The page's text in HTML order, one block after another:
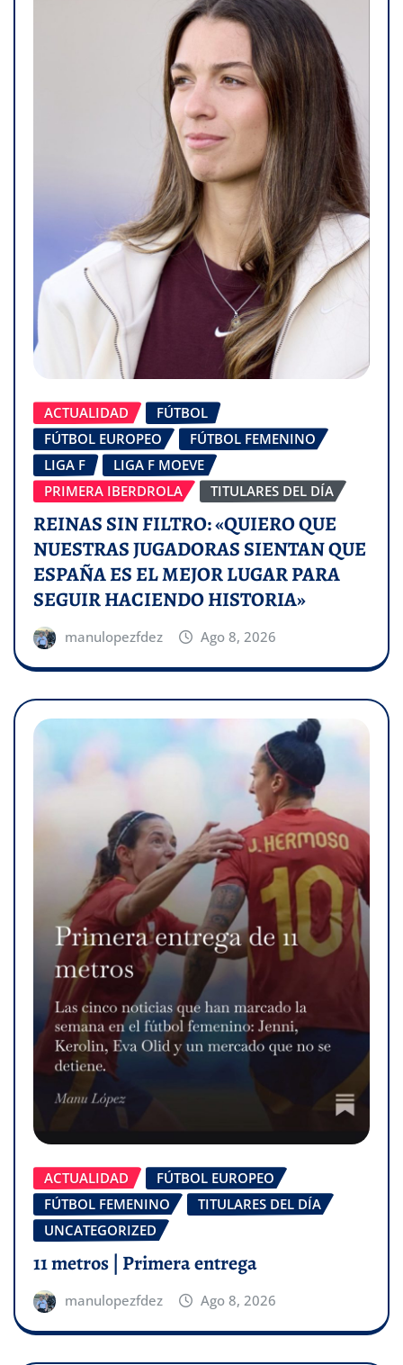
ACTUALIDAD
FÚTBOL
FÚTBOL EUROPEO
FÚTBOL FEMENINO
LIGA F
LIGA F MOEVE
PRIMERA IBERDROLA
TITULARES DEL DÍA
REINAS SIN FILTRO: «QUIERO QUE
NUESTRAS JUGADORAS SIENTAN QUE
ESPAÑA ES EL MEJOR LUGAR PARA
SEGUIR HACIENDO HISTORIA»
manulopezfdez Ago 8, 2026
ACTUALIDAD
FÚTBOL EUROPEO
FÚTBOL FEMENINO
TITULARES DEL DÍA
UNCATEGORIZED
11 metros | Primera entrega
manulopezfdez Ago 8, 2026